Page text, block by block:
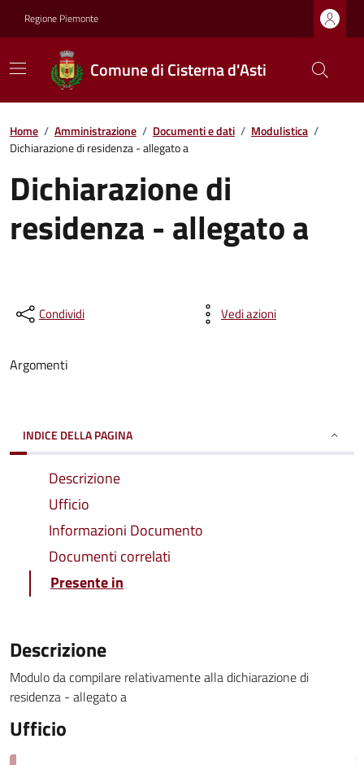
Regione Piemonte
Comune di Cisterna d'Asti
Home / Amministrazione / Documenti e dati / Modulistica /
Dichiarazione di residenza - allegato a
Dichiarazione di
residenza - allegato a
Condividi Vedi azioni
Argomenti
INDICE DELLA PAGINA
Descrizione
Ufficio
Informazioni Documento
Documenti correlati
Presente in
Descrizione
Modulo da compilare relativamente alla dichiarazione di
residenza - allegato a
Ufficio